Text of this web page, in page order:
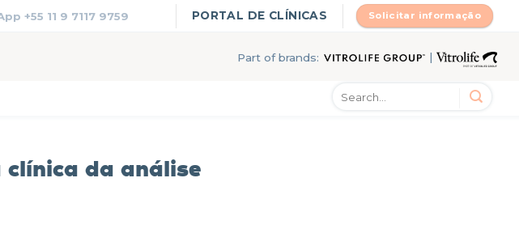
+55 11 9 7117 9759 PORTAL DE CLÍNICAS Solicitar informação
Part of brands: |
clínica da análise